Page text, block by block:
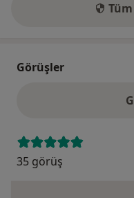
Görüşler
35 görüş